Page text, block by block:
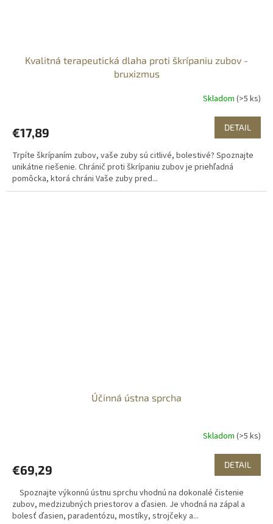
Kvalitná terapeutická dlaha proti škrípaniu zubov -
bruxizmus
Skladom (>5 ks)
€17,89 DETAIL
Trpíte škrípaním zubov, vaše zuby sú citlivé, bolestivé? Spoznajte
unikátne riešenie. Chránič proti škrípaniu zubov je priehľadná
pomôcka, ktorá chráni Vaše zuby pred...
Účinná ústna sprcha
Skladom (>5 ks)
€69,29 DETAIL
Spoznajte výkonnú ústnu sprchu vhodnú na dokonalé čistenie
zubov, medzizubných priestorov a ďasien. Je vhodná na zápal a
bolesť ďasien, paradentózu, mostíky, strojčeky a...